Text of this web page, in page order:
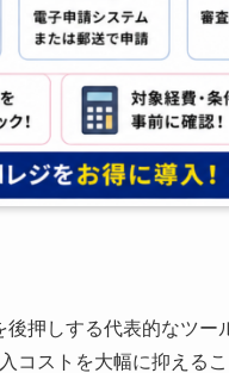
押しする代表的なツ
コストを大幅に抑えるこ